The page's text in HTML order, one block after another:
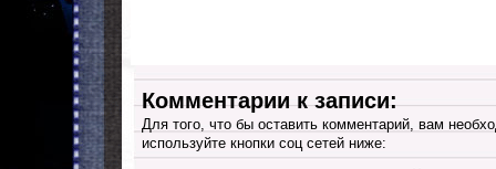
Комментарии к записи:
Для того, что бы оставить комментарий, вам
используйте кнопки соц сетей ниже: